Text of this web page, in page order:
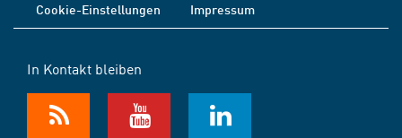
Cookie-Einstellungen
Impressum
In Kontakt bleiben